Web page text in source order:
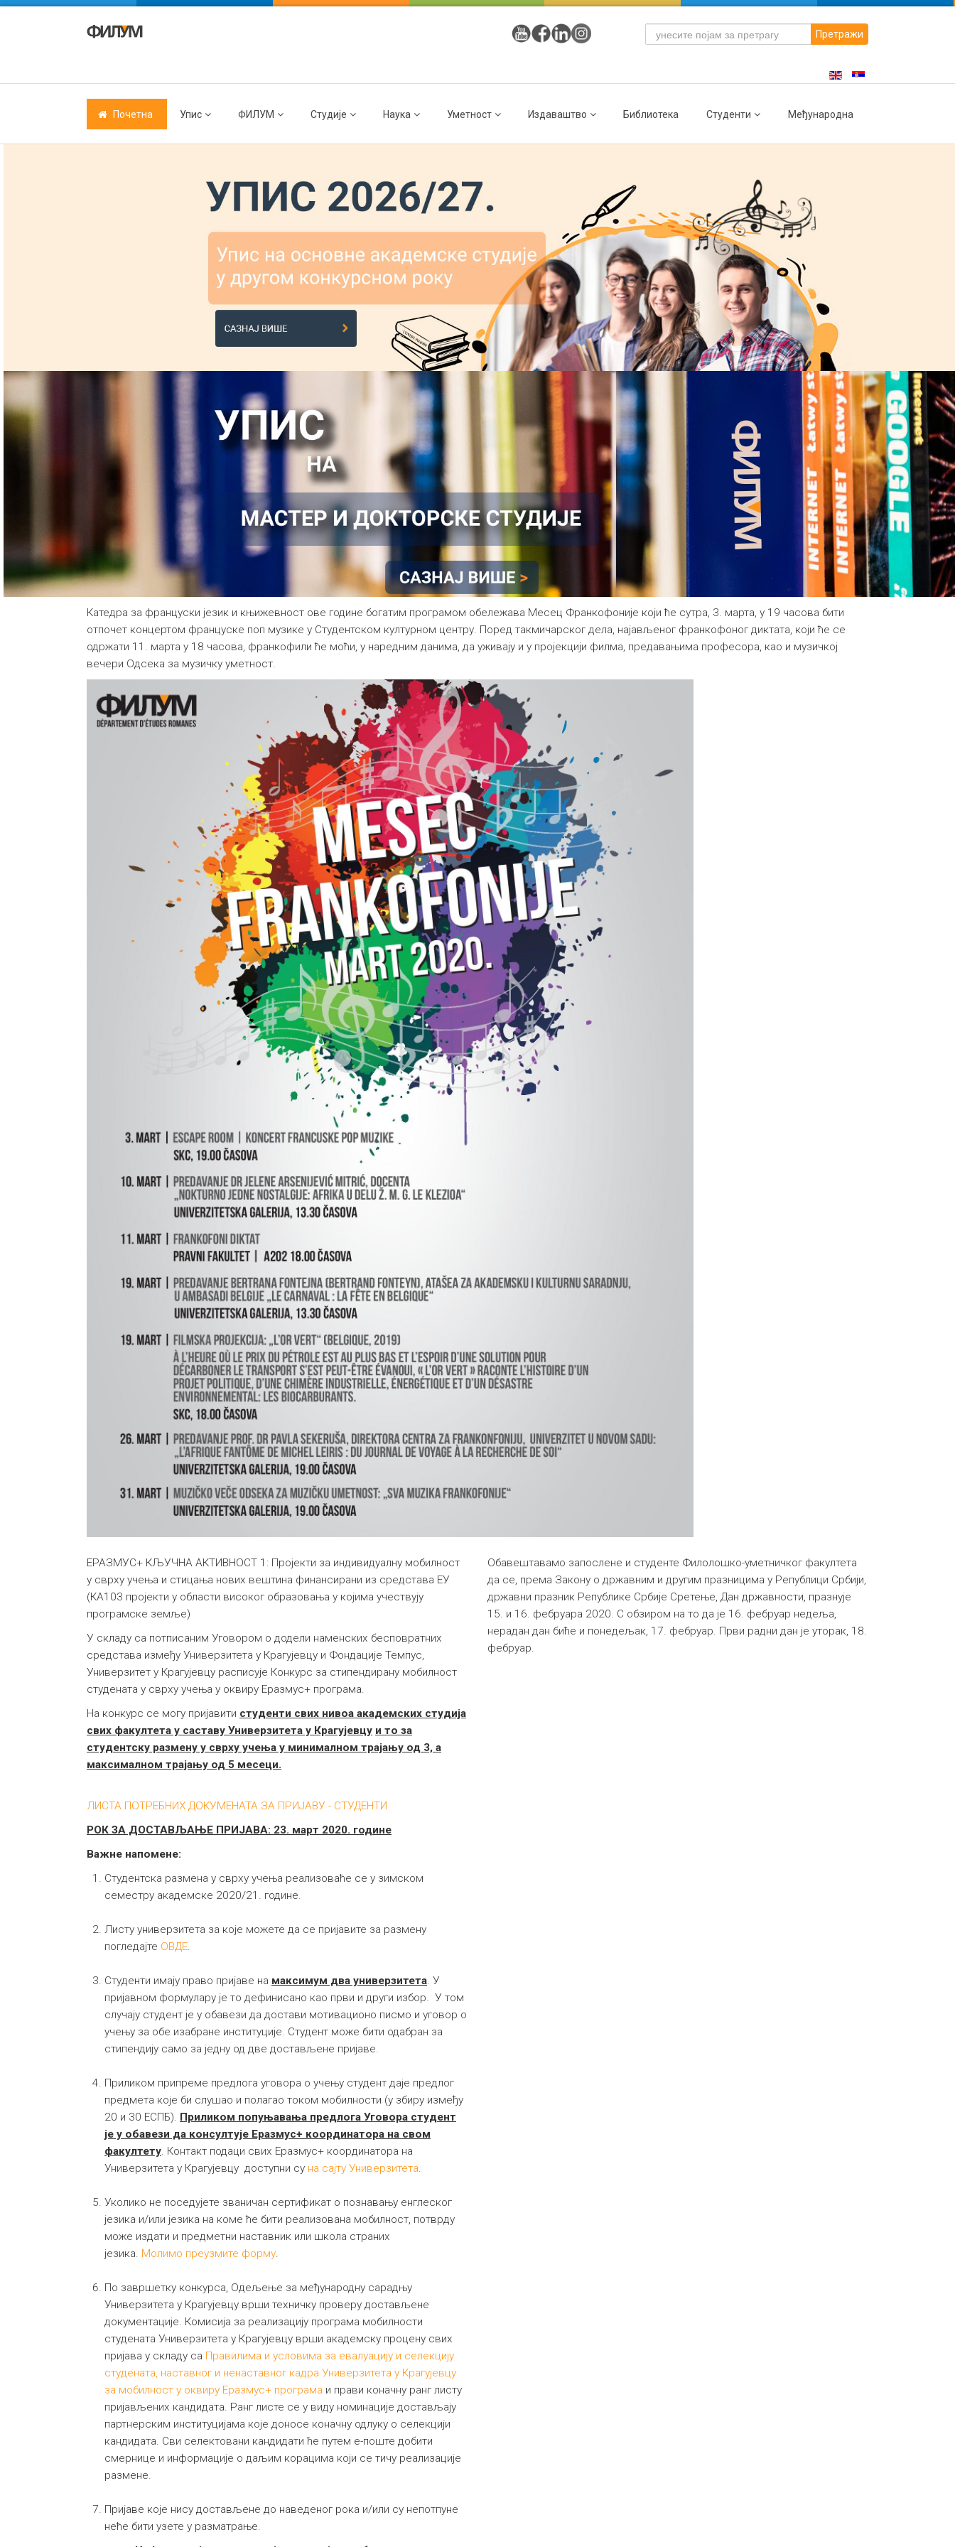
Претражи
Почетна Упис ФИЛУМ Студије Наука Уметност Издаваштво Библиотека Студенти Међународна
Катедра за француски језик и књижевност ове године богатим програмом обележава Месец Франкофоније који ће сутра, 3. марта, у 19 часова бити
отпочет концертом француске поп музике у Студентском културном центру. Поред такмичарског дела, најављеног франкофоног диктата, који ће се
одржати 11. марта у 18 часова, франкофили ће моћи, у наредним данима, да уживају и у пројекцији филма, предавањима професора, као и музичкој
вечери Одсека за музичку уметност.
ЕРАЗМУС+ КЉУЧНА АКТИВНОСТ 1: Пројекти за индивидуалну мобилност
у сврху учења и стицања нових вештина финансирани из средстава ЕУ
(КА103 пројекти у области високог образовања у којима учествују
програмске земље)
У складу са потписаним Уговором о додели наменских бесповратних
средстава између Универзитета у Крагујевцу и Фондације Темпус,
Универзитет у Крагујевцу расписује Конкурс за стипендирану мобилност
студената у сврху учења у оквиру Еразмус+ програма.
На конкурс се могу пријавити студенти свих нивоа академских студија
свих факултета у саставу Универзитета у Крагујевцу и то за
студентску размену у сврху учења у минималном трајању од 3, а
максималном трајању од 5 месеци.
ЛИСТА ПОТРЕБНИХ ДОКУМЕНАТА ЗА ПРИЈАВУ - СТУДЕНТИ
РОК ЗА ДОСТАВЉАЊЕ ПРИЈАВА: 23. март 2020. године
Важне напомене:
Студентска размена у сврху учења реализоваће се у зимском
семестру академске 2020/21. године.
Листу универзитета за које можете да се пријавите за размену
погледајте ОВДЕ.
Студенти имају право пријаве на максимум два универзитета. У
пријавном формулару је то дефинисано као први и други избор. У том
случају студент је у обавези да достави мотивационо писмо и уговор о
учењу за обе изабране институције. Студент може бити одабран за
стипендију само за једну од две достављене пријаве.
Приликом припреме предлога уговора о учењу студент даје предлог
предмета које би слушао и полагао током мобилности (у збиру између
20 и 30 ЕСПБ). Приликом попуњавања предлога Уговора студент
је у обавези да консултује Еразмус+ координатора на свом
факултету. Контакт подаци свих Еразмус+ координатора на
Универзитета у Крагујевцу доступни су на сајту Универзитета.
Уколико не поседујете званичан сертификат о познавању енглеског
језика и/или језика на коме ће бити реализована мобилност, потврду
може издати и предметни наставник или школа страних
језика. Молимо преузмите форму.
По завршетку конкурса, Одељење за међународну сарадњу
Универзитета у Крагујевцу врши техничку проверу достављене
документације. Комисија за реализацију програма мобилности
студената Универзитета у Крагујевцу врши академску процену свих
пријава у складу са Правилима и условима за евалуацију и селекцију
студената, наставног и ненаставног кадра Универзитета у Крагујевцу
за мобилност у оквиру Еразмус+ програма и прави коначну ранг листу
пријављених кандидата. Ранг листе се у виду номинације достављају
партнерским институцијама које доносе коначну одлуку о селекцији
кандидата. Сви селектовани кандидати ће путем е-поште добити
смернице и информације о даљим корацима који се тичу реализације
размене.
Пријаве које нису достављене до наведеног рока и/или су непотпуне
неће бити узете у разматрање.
Обавештавамо запослене и студенте Филолошко-уметничког факултета
да се, према Закону о државним и другим празницима у Републици Србији,
државни празник Републике Србије Сретење, Дан државности, празнује
15. и 16. фебруара 2020. С обзиром на то да је 16. фебруар недеља,
нерадан дан биће и понедељак, 17. фебруар. Први радни дан је уторак, 18.
фебруар.